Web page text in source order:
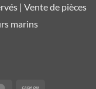
| Vente de pièces
marins